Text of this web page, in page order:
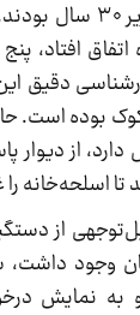
داشتند و ۶۳ درصد
افتاد،
دقیق
بوده است.
از دیوار
اسلحه‌خانه را
از
وجود
نمایش